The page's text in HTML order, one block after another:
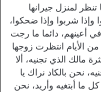
لمنزل جيرانها
وإذا شربوا وإذا ضحكوا،
أعينهم، دائما ما رجت
الأيام انتظرت زوجها
مالك الذي تجنيه، ألا
نحن بالكاد نراك يا
ما أبتغيه وأريد، نحن